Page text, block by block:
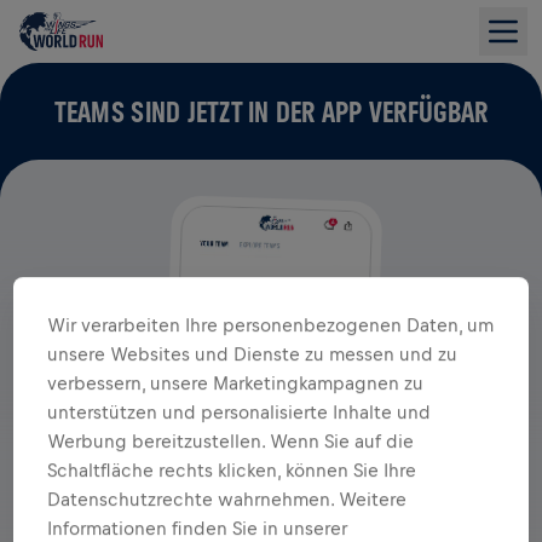
TEAMS SIND JETZT IN DER APP VERFÜGBAR
Wir verarbeiten Ihre personenbezogenen Daten, um
unsere Websites und Dienste zu messen und zu
verbessern, unsere Marketingkampagnen zu
unterstützen und personalisierte Inhalte und
Werbung bereitzustellen. Wenn Sie auf die
Schaltfläche rechts klicken, können Sie Ihre
Datenschutzrechte wahrnehmen. Weitere
Informationen finden Sie in unserer